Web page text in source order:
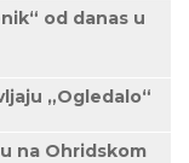
od danas u
„Ogledalo“
na Ohridskom